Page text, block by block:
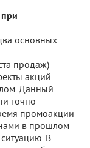
основных
продаж)
акций
Данный
точно
промоакции
в прошлом
В